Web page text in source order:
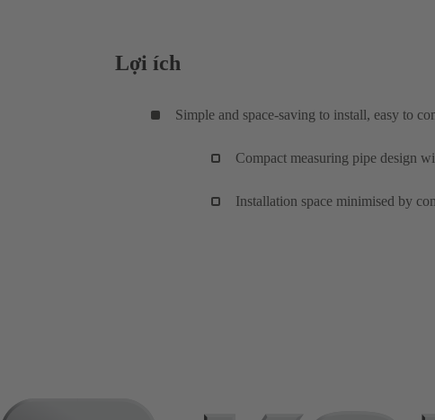
Lợi ích
Simple and space-saving to install, easy to
Compact measuring pipe design
Installation space minimised by